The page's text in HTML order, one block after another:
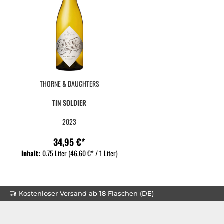
THORNE & DAUGHTERS
TIN SOLDIER
2023
34,95 €*
Inhalt: 0.75 Liter(46,60 €* / 1 Liter)
Kostenloser Versand ab 18 Flaschen (DE)